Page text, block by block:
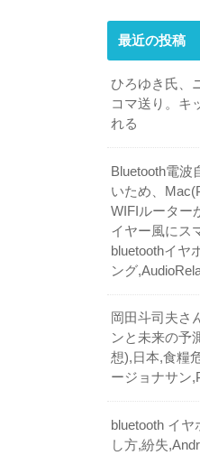
最近の投稿
ひろゆき氏、
コマ送り。キ
れる
Bluetooth電波
いため、
WIFIルーター
イヤー風にス
bluetoothイヤ
ング
岡田斗司夫さ
ンと未来の予
想),日本,食糧
ージョナサン
bluetooth イ
し方,紛失